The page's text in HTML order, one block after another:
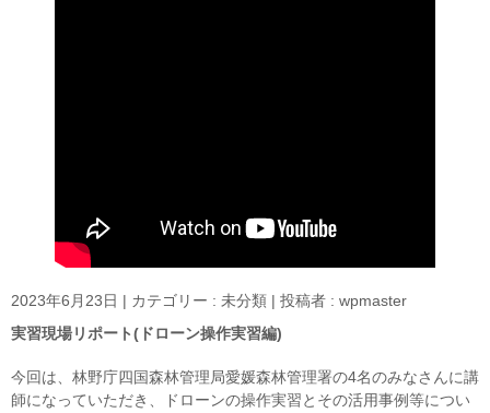
2023年6月23日 | カテゴリー : 未分類 | 投稿者 : wpmaster
実習現場リポート(ドローン操作実習編)
今回は、林野庁四国森林管理局愛媛森林管理署の4名のみなさんに講
師になっていただき、ドローンの操作実習とその活用事例等につい